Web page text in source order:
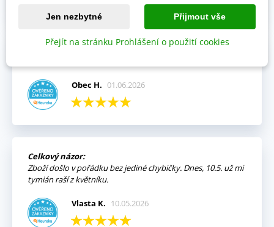
Celkový názor:
Obec H. 01.06.2026
Celkový názor:
Zboží došlo v pořádku bez jediné chybičky. Dnes, 10.5. už mi
tymián raší z květníku.
Vlasta K. 10.05.2026
Jen nezbytné Přijmout vše
Přejít na stránku Prohlášení o použití cookies